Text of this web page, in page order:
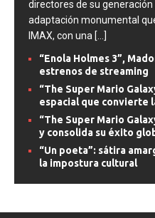
directores de su
adaptación monumental
[...]
“Enola Holmes 3”,
estrenos de streaming
“The Super Mario
espacial que convierte
“The Super Mario
y consolida su éxito
“Un poeta”: sátira
la impostura cultural